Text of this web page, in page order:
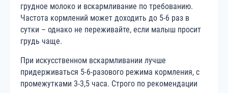
грудное молоко и вскармливание по требованию.
Частота кормлений может доходить до 5-6 раз в
сутки – однако не переживайте, если малыш просит
грудь чаще.
При искусственном вскармливании лучше
придерживаться 5-6-разового режима кормления, с
промежутками 3-3,5 часа. Строго по рекомендации